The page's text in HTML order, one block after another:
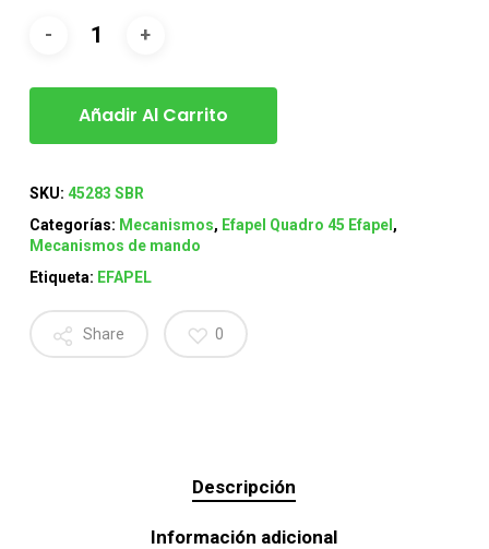
Añadir Al Carrito
SKU: 45283 SBR
Categorías: Mecanismos, Efapel Quadro 45 Efapel ,
Mecanismos de mando
Etiqueta: EFAPEL
Share 0
Descripción
Información adicional